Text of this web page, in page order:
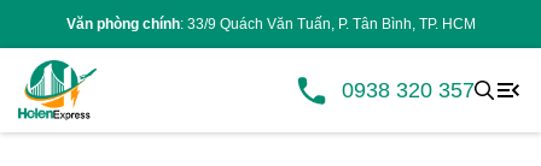
Văn phòng chính: 33/9 Quách Văn Tuấn, P. Tân Bình, TP. HCM
0938 320 357